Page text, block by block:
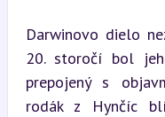
Darwinovo dielo
20. storočí bol
prepojený s
rodák z Hynčíc